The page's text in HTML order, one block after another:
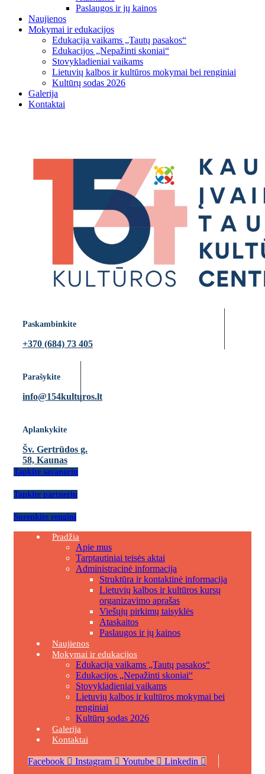
Paslaugos ir jų kainos
Naujienos
Mokymai ir edukacijos
Edukacija vaikams „Tautų pasakos“
Edukacijos „Nepažinti skoniai“
Stovykladieniai vaikams
Lietuvių kalbos ir kultūros mokymai bei renginiai
Kultūrų sodas 2026
Galerija
Kontaktai
Paskambinkite
+370 (684) 73 405
Parašykite
info@154kulturos.lt
Aplankykite
Šv. Gertrūdos g.
58, Kaunas
Tapkite savanoriu
Tapkite partneriu
Surenkite renginį
Pradžia
Apie mus
Tarptautiniai teisės aktai
Administracinė informacija
Struktūra ir kontaktinė informacija
Lietuvių kalbos ir kultūros kursų
organizavimo aprašas
Viešųjų pirkimų taisyklės
Ataskaitos
Paslaugos ir jų kainos
Naujienos
Mokymai ir edukacijos
Edukacija vaikams „Tautų pasakos“
Edukacijos „Nepažinti skoniai“
Stovykladieniai vaikams
Lietuvių kalbos ir kultūros mokymai bei
renginiai
Kultūrų sodas 2026
Galerija
Kontaktai
Facebook Instagram Youtube Linkedin